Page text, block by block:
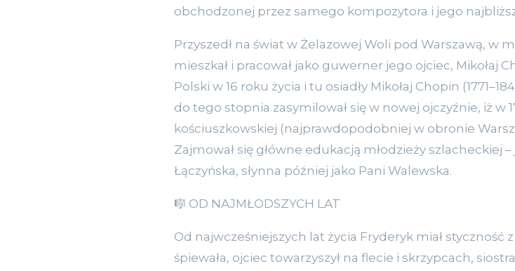
obchodzonej przez samego kompozytora i jego
Przyszedł na świat w Żelazowej Woli pod Warszawą, w
mieszkał i pracował jako guwerner jego ojciec, Mikołaj
Polski w 16 roku życia i tu osiadły Mikołaj Chopin
do tego stopnia zasymilował się w nowej ojczyźnie, iż w
kościuszkowskiej (najprawdopodobniej w obronie
Zajmował się główne edukacją młodzieży szlacheckiej
Łączyńska, słynna później jako Pani Walewska.
🎼 OD NAJMŁODSZYCH LAT
Od najwcześniejszych lat życia Fryderyk miał styczność
śpiewała, ojciec towarzyszył na flecie i skrzypcach,